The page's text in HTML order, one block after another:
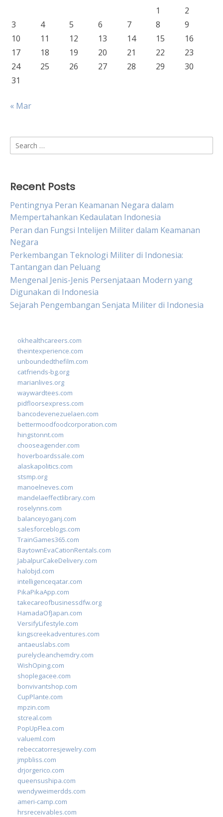
1
2
3
4 5 6 7 8
9
10
11 12 13 14 15
16
17
18 19 20 21 22
23
24
25 26 27 28 29
30
31
« Mar
Search
for:
Recent Posts
Pentingnya Peran Keamanan Negara dalam
Mempertahankan Kedaulatan Indonesia
Peran dan Fungsi Intelijen Militer dalam Keamanan
Negara
Perkembangan Teknologi Militer di Indonesia:
Tantangan dan Peluang
Mengenal Jenis-Jenis Persenjataan Modern yang
Digunakan di Indonesia
Sejarah Pengembangan Senjata Militer di Indonesia
okhealthcareers.com
theintexperience.com
unboundedthefilm.com
catfriends-bg.org
marianlives.org
waywardtees.com
pidfloorsexpress.com
bancodevenezuelaen.com
bettermoodfoodcorporation.com
hingstonnt.com
chooseagender.com
hoverboardssale.com
alaskapolitics.com
stsmp.org
manoelneves.com
mandelaeffectlibrary.com
roselynns.com
balanceyoganj.com
salesforceblogs.com
TrainGames365.com
BaytownEvaCationRentals.com
JabalpurCakeDelivery.com
halobjd.com
intelligenceqatar.com
PikaPikaApp.com
takecareofbusinessdfw.org
HamadaOfJapan.com
VersifyLifestyle.com
kingscreekadventures.com
antaeuslabs.com
purelycleanchemdry.com
WishOping.com
shoplegacee.com
bonvivantshop.com
CupPlante.com
mpzin.com
stcreal.com
PopUpFlea.com
valueml.com
rebeccatorresjewelry.com
jmpbliss.com
drjorgerico.com
queensushipa.com
wendyweimerdds.com
ameri-camp.com
hrsreceivables.com